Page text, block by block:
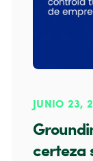
JUNIO 23,
certeza